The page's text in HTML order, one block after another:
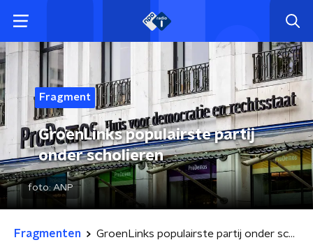
Fragment
GroenLinks populairste partij
onder scholieren
foto: ANP
Fragmenten GroenLinks populairste partij onder scholieren